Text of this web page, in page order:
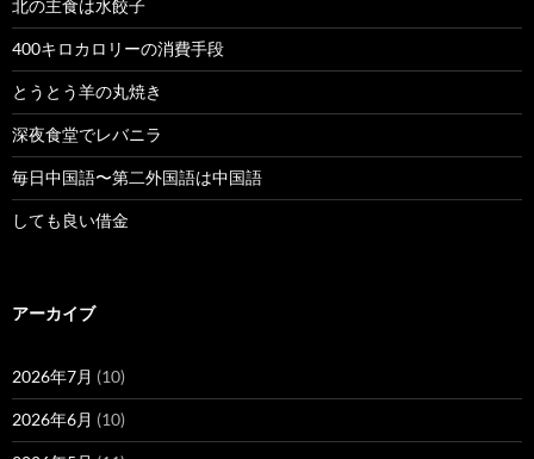
北の主食は水餃子
400キロカロリーの消費手段
とうとう羊の丸焼き
深夜食堂でレバニラ
毎日中国語〜第二外国語は中国語
しても良い借金
アーカイブ
2026年7月 (10)
2026年6月 (10)